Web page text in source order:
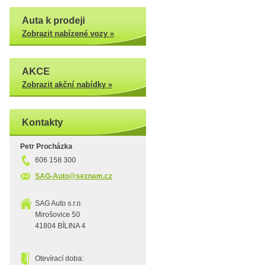
Auta k prodeji
Zobrazit nabízené vozy »
AKCE
Zobrazit akční nabídky »
Kontakty
Petr Procházka
606 158 300
SAG-Auto@seznam.cz
SAG Auto s.r.o.
Mirošovice 50
41804 BÍLINA 4
Otevírací doba: